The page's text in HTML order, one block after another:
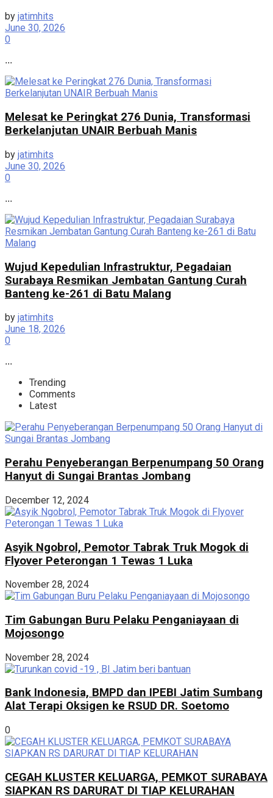
by jatimhits
June 30, 2026
0
...
Melesat ke Peringkat 276 Dunia, Transformasi
Berkelanjutan UNAIR Berbuah Manis
by jatimhits
June 30, 2026
0
...
Wujud Kepedulian Infrastruktur, Pegadaian
Surabaya Resmikan Jembatan Gantung Curah
Banteng ke-261 di Batu Malang
by jatimhits
June 18, 2026
0
...
Trending
Comments
Latest
Perahu Penyeberangan Berpenumpang 50 Orang
Hanyut di Sungai Brantas Jombang
December 12, 2024
Asyik Ngobrol, Pemotor Tabrak Truk Mogok di
Flyover Peterongan 1 Tewas 1 Luka
November 28, 2024
Tim Gabungan Buru Pelaku Penganiayaan di
Mojosongo
November 28, 2024
Bank Indonesia, BMPD dan IPEBI Jatim Sumbang
Alat Terapi Oksigen ke RSUD DR. Soetomo
0
CEGAH KLUSTER KELUARGA, PEMKOT SURABAYA
SIAPKAN RS DARURAT DI TIAP KELURAHAN